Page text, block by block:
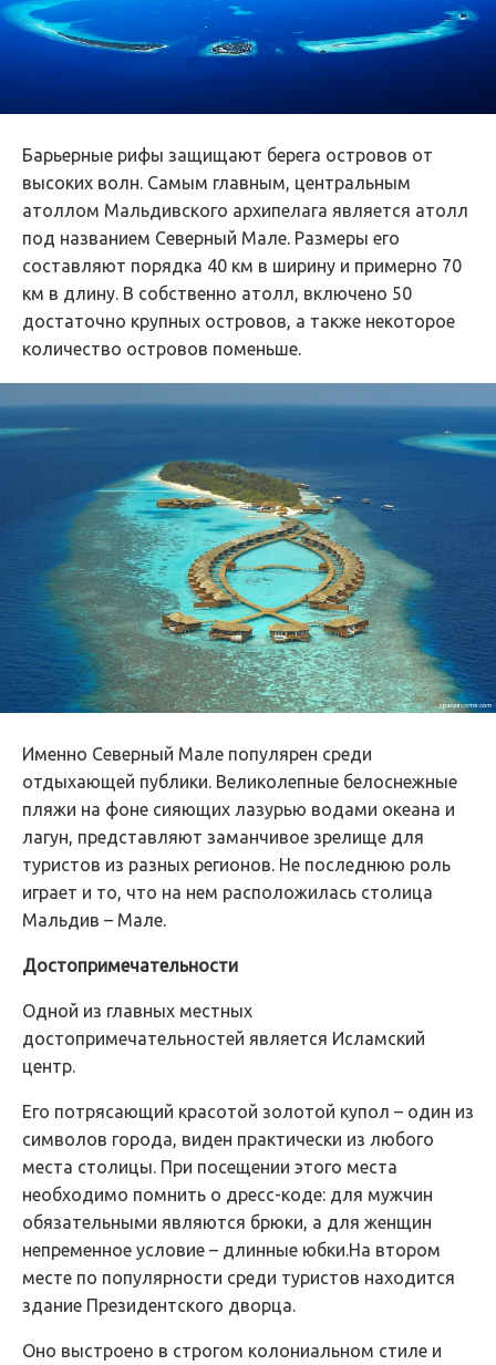
Барьерные рифы защищают берега островов от
высоких волн. Самым главным, центральным
атоллом Мальдивского архипелага является атолл
под названием Северный Мале. Размеры его
составляют порядка 40 км в ширину и примерно 70
км в длину. В собственно атолл, включено 50
достаточно крупных островов, а также некоторое
количество островов поменьше.
Именно Северный Мале популярен среди
отдыхающей публики. Великолепные белоснежные
пляжи на фоне сияющих лазурью водами океана и
лагун, представляют заманчивое зрелище для
туристов из разных регионов. Не последнюю роль
играет и то, что на нем расположилась столица
Мальдив – Мале.
Достопримечательности
Одной из главных местных
достопримечательностей является Исламский
центр.
Его потрясающий красотой золотой купол – один из
символов города, виден практически из любого
места столицы. При посещении этого места
необходимо помнить о дресс-коде: для мужчин
обязательными являются брюки, а для женщин
непременное условие – длинные юбки.На втором
месте по популярности среди туристов находится
здание Президентского дворца.
Оно выстроено в строгом колониальном стиле и